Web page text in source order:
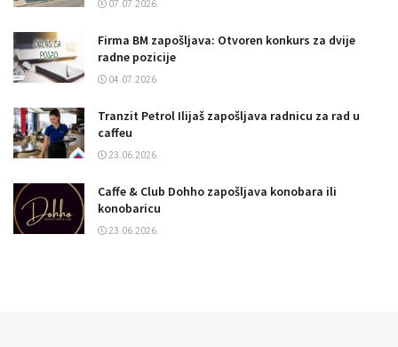
07.07.2026.
Firma BM zapošljava: Otvoren konkurs za dvije
radne pozicije
04.07.2026.
Tranzit Petrol Ilijaš zapošljava radnicu za rad u
caffeu
23.06.2026.
Caffe & Club Dohho zapošljava konobara ili
konobaricu
23.06.2026.